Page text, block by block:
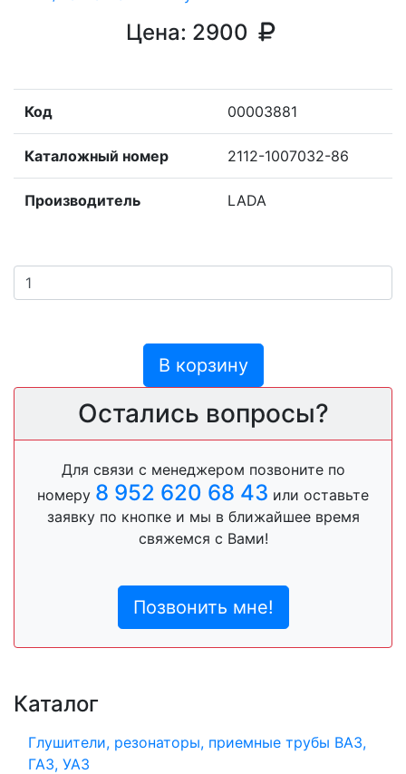
Цена: 2900
Код 00003881
Каталожный номер 2112-1007032-86
Производитель LADA
В корзину
Остались вопросы?
Для связи с менеджером позвоните по
номеру 8 952 620 68 43 или оставьте
заявку по кнопке и мы в ближайшее время
свяжемся с Вами!
Позвонить мне!
Каталог
Глушители, резонаторы, приемные трубы ВАЗ,
ГАЗ, УАЗ